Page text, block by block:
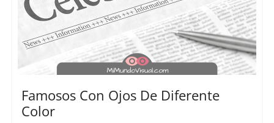
Famosos Con Ojos De Diferente
Color